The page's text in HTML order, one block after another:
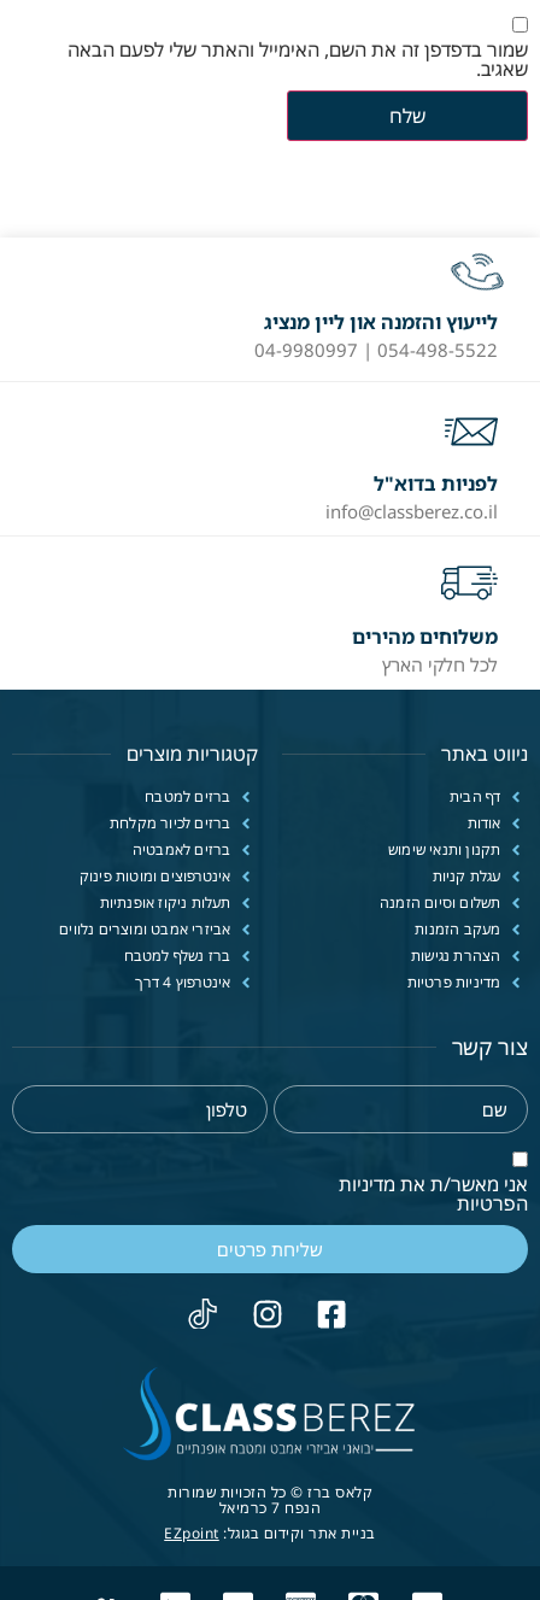
שמור בדפדפן זה את השם, האימייל והאתר שלי לפעם הבאה
שאגיב.
לייעוץ והזמנה און ליין מנציג
054-498-5522 | 04-9980997
לפניות בדוא"ל
info@classberez.co.il
משלוחים מהירים
לכל חלקי הארץ
ניווט באתר
דף הבית
אודות
תקנון ותנאי שימוש
עגלת קניות
תשלום וסיום הזמנה
מעקב הזמנות
הצהרת נגישות
מדיניות פרטיות
קטגוריות מוצרים
ברזים למטבח
ברזים לכיור מקלחת
ברזים לאמבטיה
אינטרפוצים ומוטות פינוק
תעלות ניקוז אופנתיות
אביזרי אמבט ומוצרים נלווים
ברז נשלף למטבח
אינטרפוץ 4 דרך
צור קשר
אני מאשר/ת את מדיניות
הפרטיות
שליחת פרטים
קלאס ברז © כל הזכויות שמורות
הנפח 7 כרמיאל
בניית אתר וקידום בגוגל: EZpoint